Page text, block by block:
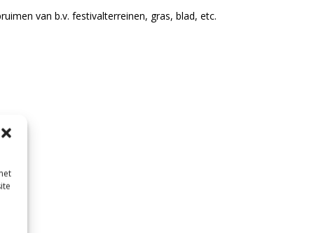
van b.v. festivalterreinen, gras, blad, etc.